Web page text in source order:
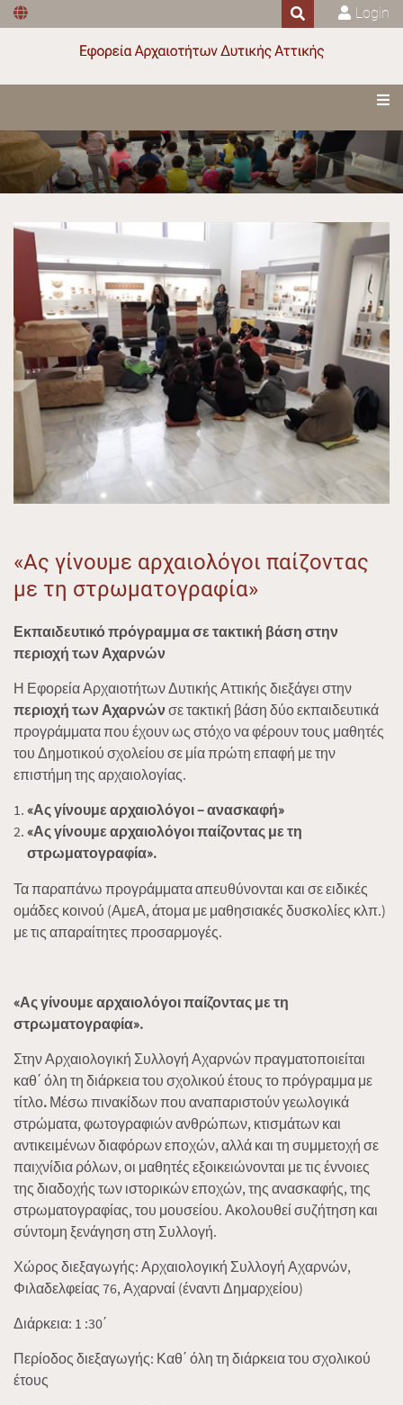
Login
«Ας γίνουμε αρχαιολόγοι παίζοντας
με τη στρωματογραφία»
Εκπαιδευτικό πρόγραμμα σε τακτική βάση στην
περιοχή των Αχαρνών
Η Εφορεία Αρχαιοτήτων Δυτικής Αττικής διεξάγει στην
περιοχή των Αχαρνών σε τακτική βάση δύο εκπαιδευτικά
προγράμματα που έχουν ως στόχο να φέρουν τους μαθητές
του Δημοτικού σχολείου σε μία πρώτη επαφή με την
επιστήμη της αρχαιολογίας.
«Ας γίνουμε αρχαιολόγοι – ανασκαφή»
«Ας γίνουμε αρχαιολόγοι παίζοντας με τη
στρωματογραφία».
Τα παραπάνω προγράμματα απευθύνονται και σε ειδικές
ομάδες κοινού (ΑμεΑ, άτομα με μαθησιακές δυσκολίες κλπ.)
με τις απαραίτητες προσαρμογές.
«Ας γίνουμε αρχαιολόγοι παίζοντας με τη
στρωματογραφία».
Στην Αρχαιολογική Συλλογή Αχαρνών πραγματοποιείται
καθ΄ όλη τη διάρκεια του σχολικού έτους το πρόγραμμα με
τίτλο. Μέσω πινακίδων που αναπαριστούν γεωλογικά
στρώματα, φωτογραφιών ανθρώπων, κτισμάτων και
αντικειμένων διαφόρων εποχών, αλλά και τη συμμετοχή σε
παιχνίδια ρόλων, οι μαθητές εξοικειώνονται με τις έννοιες
της διαδοχής των ιστορικών εποχών, της ανασκαφής, της
στρωματογραφίας, του μουσείου. Ακολουθεί συζήτηση και
σύντομη ξενάγηση στη Συλλογή.
Χώρος διεξαγωγής: Αρχαιολογική Συλλογή Αχαρνών,
Φιλαδελφείας 76, Αχαρναί (έναντι Δημαρχείου)
Διάρκεια: 1 :30΄
Περίοδος διεξαγωγής: Καθ΄ όλη τη διάρκεια του σχολικού
έτους